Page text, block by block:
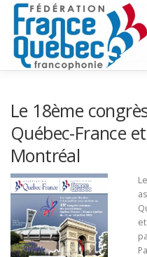
Aller
contenu
ACTUALITÉS
INTRANET
Le 18ème
Québec-France
Montréal